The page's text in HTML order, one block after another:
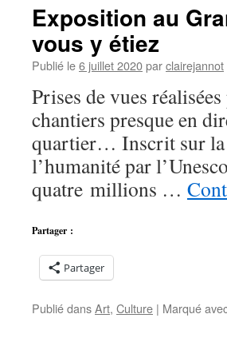
Exposition au
vous y étiez
Publié le6 juillet 2020parclairejannot
Prises de vues
chantiers presque en
quartier… Inscrit sur la
l’humanité par
quatre millions …
Partager :
Partager
Publié dansArt, Culture | Marqué